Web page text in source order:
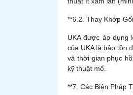
**6.2. Thay Khớp
UKA được áp dụng
của UKA là bảo tồn
và thời gian phục
kỹ thuật mổ.
**7. Các Biện Pháp